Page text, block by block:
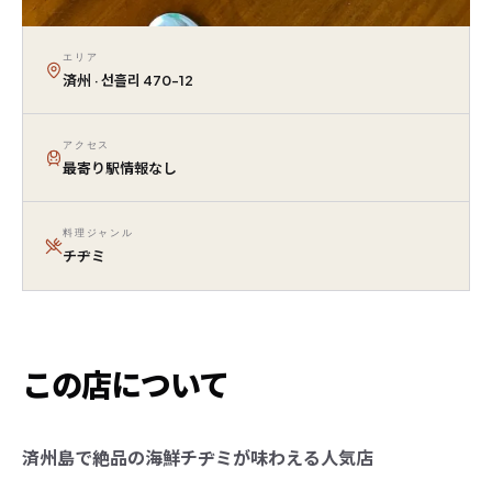
エリア
済州 · 선흘리 470-12
アクセス
最寄り駅情報なし
料理ジャンル
チヂミ
この店について
済州島で絶品の海鮮チヂミが味わえる人気店